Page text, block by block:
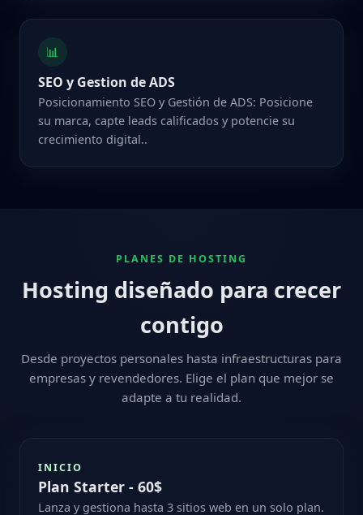
📊
SEO y Gestion de ADS
Posicionamiento SEO y Gestión de ADS: Posicione
su marca, capte leads calificados y potencie su
crecimiento digital..
PLANES DE HOSTING
Hosting diseñado para crecer
contigo
Desde proyectos personales hasta infraestructuras para
empresas y revendedores. Elige el plan que mejor se
adapte a tu realidad.
INICIO
Plan Starter - 60$
Lanza y gestiona hasta 3 sitios web en un solo plan.